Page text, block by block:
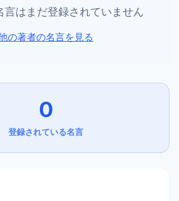
言はまだ登録されていません
の著者の名言を見る
0
登録されている名言